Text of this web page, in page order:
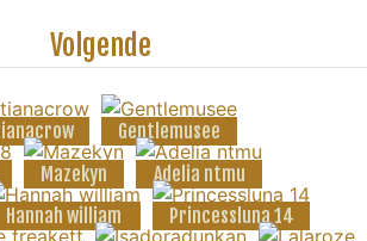
Volgende
Gentlemusee
Mazekyn
Adelia ntmu
Hannah william
Princessluna 14